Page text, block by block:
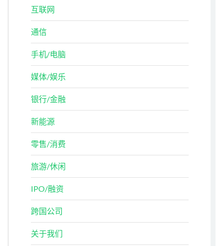
互联网
通信
手机/电脑
媒体/娱乐
银行/金融
新能源
零售/消费
旅游/休闲
IPO/融资
跨国公司
关于我们